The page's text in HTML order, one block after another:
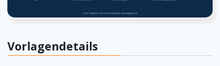
Vorlagendetails